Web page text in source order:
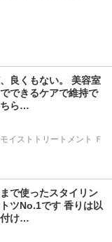
良くもない。 美容室
できるケアで維持で
ちら…
イストトリートメント Ｆ
で使ったスタイリン
ツNo.1です 香りは以
付け…